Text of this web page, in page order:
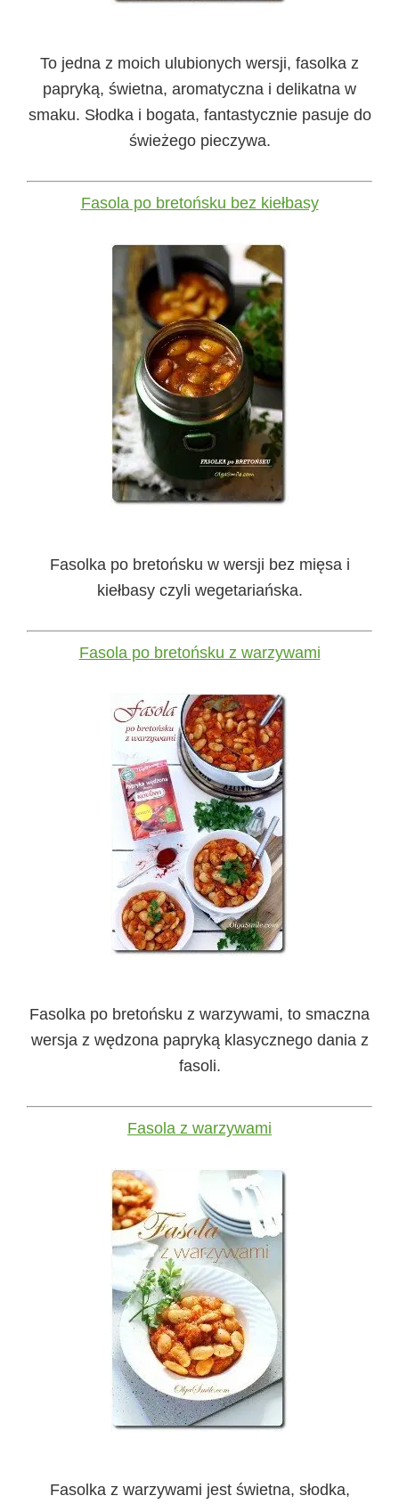
To jedna z moich ulubionych wersji, fasolka z
papryką, świetna, aromatyczna i delikatna w
smaku. Słodka i bogata, fantastycznie pasuje do
świeżego pieczywa.
Fasola po bretońsku bez kiełbasy
Fasolka po bretońsku w wersji bez mięsa i
kiełbasy czyli wegetariańska.
Fasola po bretońsku z warzywami
Fasolka po bretońsku z warzywami, to smaczna
wersja z wędzona papryką klasycznego dania z
fasoli.
Fasola z warzywami
Fasolka z warzywami jest świetna, słodka,